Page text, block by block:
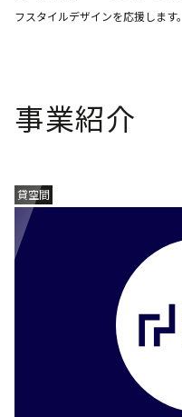
フスタイルデザインを応援します。
事業紹介
貸空間